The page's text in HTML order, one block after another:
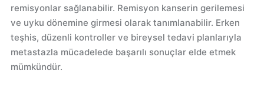
remisyonlar sağlanabilir. Remisyon kanserin gerilemesi
ve uyku dönemine girmesi olarak tanımlanabilir. Erken
teşhis, düzenli kontroller ve bireysel tedavi planlarıyla
metastazla mücadelede başarılı sonuçlar elde etmek
mümkündür.